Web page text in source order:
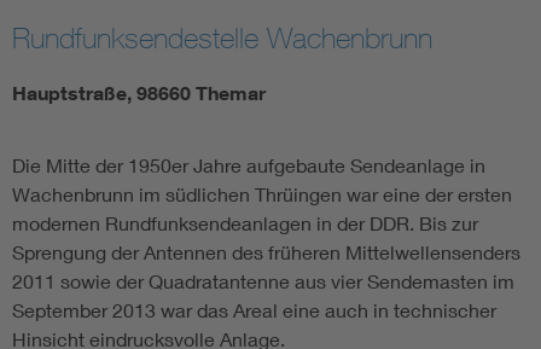
Rundfunksendestelle Wachenbrunn
Hauptstraße, 98660 Themar
Die Mitte der 1950er Jahre aufgebaute Sendeanlage in
Wachenbrunn im südlichen Thrüingen war eine der ersten
modernen Rundfunksendeanlagen in der DDR. Bis zur
Sprengung der Antennen des früheren Mittelwellensenders
2011 sowie der Quadratantenne aus vier Sendemasten im
September 2013 war das Areal eine auch in technischer
Hinsicht eindrucksvolle Anlage.